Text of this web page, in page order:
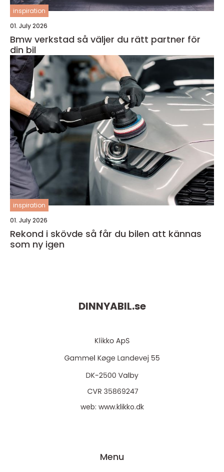
inspiration
01. July 2026
Bmw verkstad så väljer du rätt partner för
din bil
inspiration
01. July 2026
Rekond i skövde så får du bilen att kännas
som ny igen
DINNYABIL.se
web: www.klikko.dk
Menu